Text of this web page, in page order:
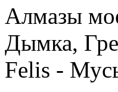
Алмазы
Дымка,
Felis -